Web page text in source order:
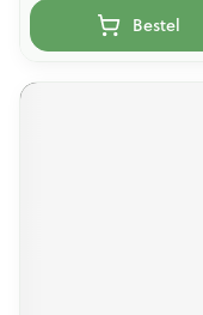
Bestel